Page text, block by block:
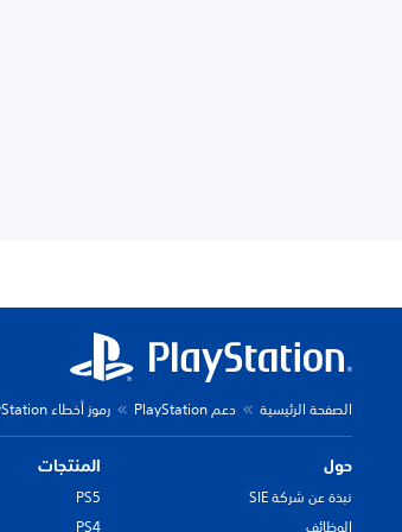
الصفحة الرئيسية دعم PlayStation رموز أخطاء PlayStation
حول
نبذة عن شركة SIE
الوظائف
المنتجات
PS5
PS4